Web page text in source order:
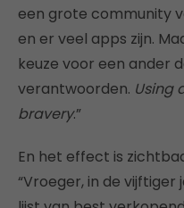
een grote community
en er veel apps zijn.
keuze voor een ander
verantwoorden. Using
bravery.”
En het effect is
“Vroeger, in de vijftiger